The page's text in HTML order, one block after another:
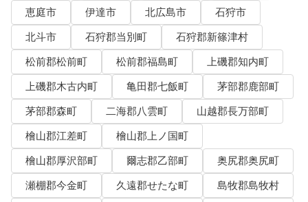
恵庭市
伊達市 北広島市
石狩市
北斗市
石狩郡当別町
石狩郡新篠津村
松前郡松前町
松前郡福島町
上磯郡知内町
上磯郡木古内町
亀田郡七飯町
茅部郡鹿部町
茅部郡森町
二海郡八雲町
山越郡長万部町
檜山郡江差町
檜山郡上ノ国町
檜山郡厚沢部町
爾志郡乙部町
奥尻郡奥尻町
瀬棚郡今金町
久遠郡せたな町
島牧郡島牧村